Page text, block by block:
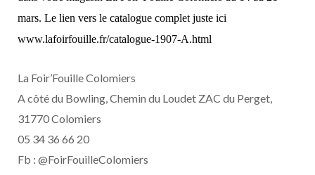
mars. Le lien vers le catalogue complet juste ici
www.lafoirfouille.fr/catalogue-1907-A.html
La Foir’Fouille Colomiers
A côté du Bowling, Chemin du Loudet ZAC du Perget,
31770 Colomiers
05 34 36 66 20
Fb : @FoirFouilleColomiers